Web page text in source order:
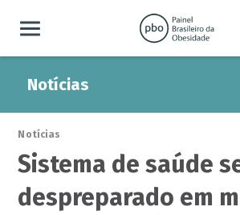
Notícias
Notícias
Sistema de saúde
despreparado em